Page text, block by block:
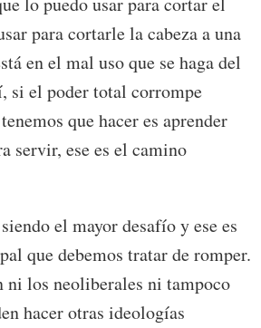
para cortarle la cabeza a una
en el mal uso que se haga del
si el poder total corrompe
que hacer es aprender
servir, ese es el camino
el mayor desafío y ese es
que debemos tratar de romper.
ni los neoliberales ni tampoco
hacer otras ideologías